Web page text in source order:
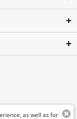
as well as for